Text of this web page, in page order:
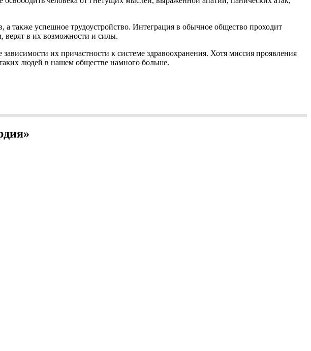
успешное трудоустройство. Интеграция в обычное общество проходит
верят в их возможности и силы.
их причастности к системе здравоохранения. Хотя миссия проявления
людей в нашем обществе намного больше.